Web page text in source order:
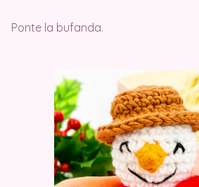
Ponte la bufanda.